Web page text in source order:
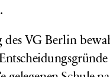
des VG Berlin